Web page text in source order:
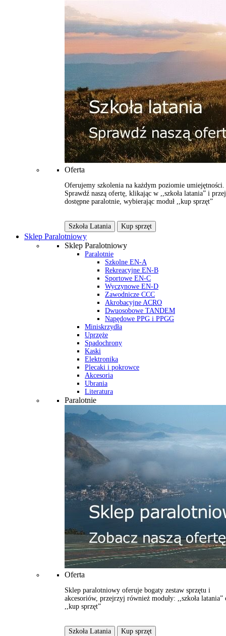
Oferta
Oferujemy szkolenia na każdym poziomie umiejętności.
Sprawdź naszą ofertę, klikając w ,,szkoła latania” i
dostępne paralotnie, wybierając moduł ,,kup sprzęt”
Szkoła Latania Kup sprzęt
Sklep Paralotniowy
Sklep Paralotniowy
Paralotnie
Szkolne EN-A
Rekreacyjne EN-B
Sportowe EN-C
Wyczynowe EN-D
Zawodnicze CCC
Akrobacyjne ACRO
Dwuosobowe TANDEM
Napędowe PPG i PPGG
Miniskrzydła
Uprzęże
Spadochrony
Kaski
Elektronika
Plecaki i pokrowce
Akcesoria
Ubrania
Literatura
Paralotnie
Oferta
Sklep paralotniowy oferuje bogaty zestaw sprzętu i
akcesoriów, przejrzyj również moduły: ,,szkoła latania”
,,kup sprzęt”
Szkoła Latania Kup sprzęt